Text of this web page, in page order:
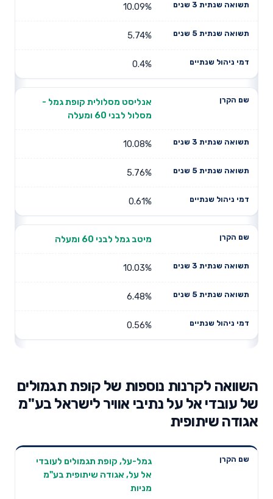
10.09%
5.74%
0.4%
אנליסט מסלולית קופת גמל -
מסלול לבני 60 ומעלה
10.08%
5.76%
0.61%
מיטב גמל לבני 60 ומעלה
10.03%
6.48%
0.56%
השוואה לקרנות נוספות של קופת תגמולים
של עובדי אל על נתיבי אוויר לישראל בע"מ
אגודה שיתופית
שנתית 3
תשואה
שנתית 5
דמי ניהול
שנתיים
גמל-על, קופת תגמולים לעובדי
אל על, אגודה שיתופית בע"מ
מניות